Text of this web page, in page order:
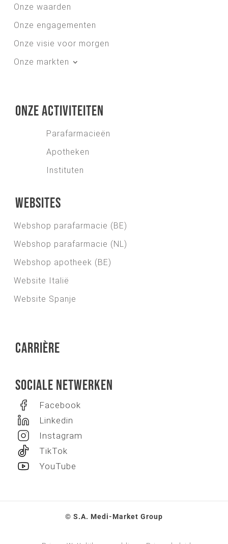
Onze waarden
Onze engagementen
Onze visie voor morgen
Onze markten
Onze activiteiten
Parafarmacieën
Apotheken
Instituten
Websites
Webshop parafarmacie (BE)
Webshop parafarmacie (NL)
Webshop apotheek (BE)
Website Italië
Website Spanje
Carrière
Sociale netwerken
Facebook
Linkedin
Instagram
TikTok
YouTube
© S.A. Medi-Market Group